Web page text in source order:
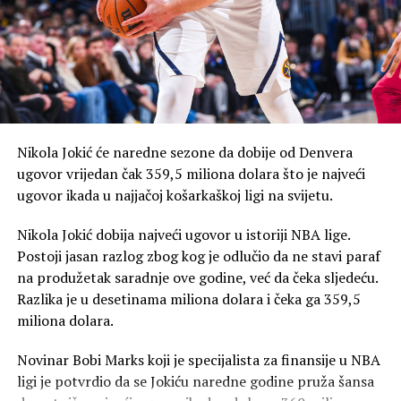
razumije samo na terenu i teško je objasniti osećaj
igranja za nacionalni tim, za te sjajne navijače koji nam
daju bezgraničnu ljubav. To je naš prvi moto, “volimo
Albaniju bez granica”. Ako sam uvrijedio nekoga tokom
posle meča sa Hrvatskom, uticaj utakmice je uzeo maha.
Nastaviću da radim zajedno sa cijelom grupom da bismo
moralnu i profesionalnu obavezu da uradim to, za sve
koji su povrijeđeni. S poštovanjem, Mirlind Daku”, navodi
se u sramnom tekstu “izvinjenja”.
Prešao u Spartak za bogatstvo
Mirlind Daku je postao igrač Spartak Moskve poslije tri
godine provedene u Rubinu iz Kazanja. U dresu tog tima
dao je 38 golova na 93 nastupa u tamošnjoj Premijer ligi,
Nikola Jokić će naredne sezone da dobije od Denvera
ugovor vrijedan čak 359,5 miliona dolara što je najveći
ugovor ikada u najjačoj košarkaškoj ligi na svijetu.
Nikola Jokić dobija najveći ugovor u istoriji NBA lige.
Postoji jasan razlog zbog kog je odlučio da ne stavi paraf
na produžetak saradnje ove godine, već da čeka sljedeću.
Razlika je u desetinama miliona dolara i čeka ga 359,5
miliona dolara.
Novinar Bobi Marks koji je specijalista za finansije u NBA
ligi je potvrdio da se Jokiću naredne godine pruža šansa